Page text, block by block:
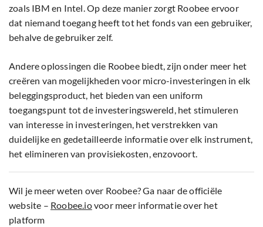
zoals IBM en Intel. Op deze manier zorgt Roobee ervoor
dat niemand toegang heeft tot het fonds van een gebruiker,
behalve de gebruiker zelf.
Andere oplossingen die Roobee biedt, zijn onder meer het
creëren van mogelijkheden voor micro-investeringen in elk
beleggingsproduct, het bieden van een uniform
toegangspunt tot de investeringswereld, het stimuleren
van interesse in investeringen, het verstrekken van
duidelijke en gedetailleerde informatie over elk instrument,
het elimineren van provisiekosten, enzovoort.
Wil je meer weten over Roobee? Ga naar de officiële
website – Roobee.iovoor meer informatie over het
platform